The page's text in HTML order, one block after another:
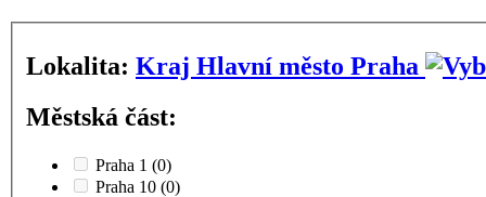
Lokalita:
Kraj Hlavní město Praha
Městská část:
Praha 1 (0)
Praha 10 (0)